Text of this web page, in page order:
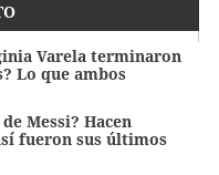
Varela terminaron
Lo que ambos
Messi? Hacen
fueron sus últimos